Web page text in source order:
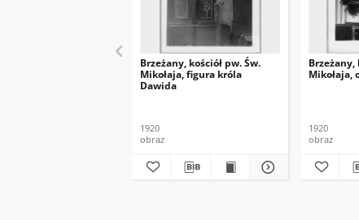
Brzeżany, kościół pw. Św.
Mikołaja, figura króla
Dawida
1920
obraz
Brzeżany,
Mikołaja,
1920
obraz